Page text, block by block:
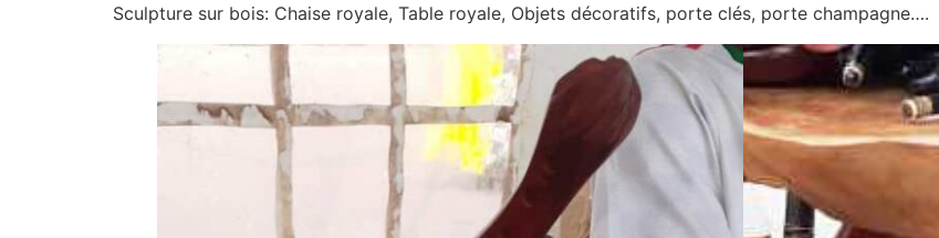
Sculpture sur bois: Chaise royale, Table royale, Objets décoratifs, porte clés, porte champagne….